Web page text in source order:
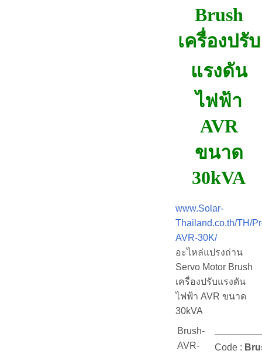
Brush
เครื่องปรับ
แรงดัน
ไฟฟ้า
AVR
ขนาด
30kVA
www.Solar-
Thailand.co.th/TH/
AVR-30K/
อะไหล่แปรงถ่าน
Servo Motor Brush
เครื่องปรับแรงดัน
ไฟฟ้า AVR ขนาด
30kVA
Brush-
AVR-
Code :